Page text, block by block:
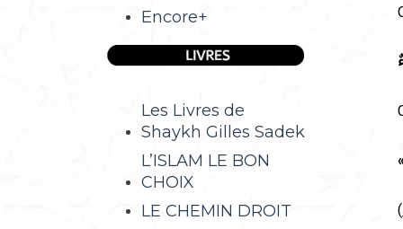
Encore+
Les Livres de
Shaykh Gilles Sadek
L’ISLAM LE BON
CHOIX
LE CHEMIN DROIT
(